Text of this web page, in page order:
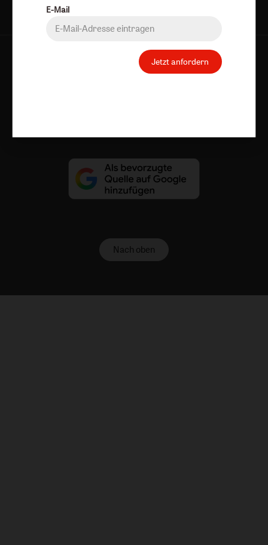
AGB und Widerrufsbelehrung
Datenschutz
Impressum
Nach oben
E-Mail
Jetzt anfordern